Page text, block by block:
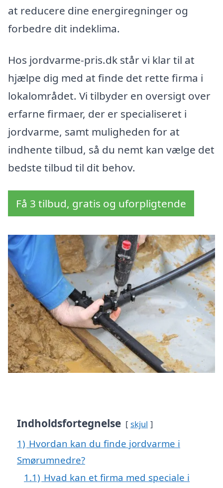
at reducere dine energiregninger og
forbedre dit indeklima.
Hos jordvarme-pris.dk står vi klar til at
hjælpe dig med at finde det rette firma i
lokalområdet. Vi tilbyder en oversigt over
erfarne firmaer, der er specialiseret i
jordvarme, samt muligheden for at
indhente tilbud, så du nemt kan vælge det
bedste tilbud til dit behov.
Få 3 tilbud, gratis og uforpligtende
Indholdsfortegnelse skjul
1) Hvordan kan du finde jordvarme i
Smørumnedre?
1.1) Hvad kan et firma med speciale i